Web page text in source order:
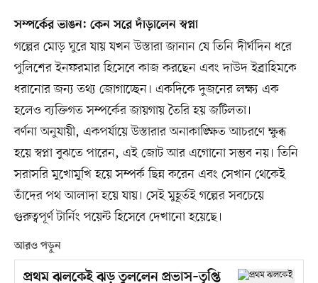
সম্পর্কের ভাঙন: কেন সরে দাঁড়ালেন স্বপ্না
গল্পের মোড় ঘুরে যায় যখন উস্তারা জানান যে তিনি দীর্ঘদিন ধরে
পুলিশের ইনফরমার হিসেবে কাজ করছেন এবং দাউদ ইব্রাহিমকে
ধরানোর জন্য তথ্য জোগাচ্ছেন। একদিকে দুজনের লক্ষ্য এক
হলেও ব্যক্তিগত সম্পর্কের জায়গায় তৈরি হয় জটিলতা।
বর্ণনা অনুযায়ী, একপর্যায়ে উস্তারার অনাকাঙ্ক্ষিত আচরণে ক্ষুব্ধ
হয়ে স্বপ্না বুঝতে পারেন, এই জোট আর এগোনো সম্ভব নয়। তিনি
সরাসরি মুখোমুখি হয়ে সম্পর্ক ছিন্ন করেন এবং সেখান থেকেই
তাঁদের পথ আলাদা হয়ে যায়। সেই মুহূর্তই গল্পের সবচেয়ে
গুরুত্বপূর্ণ টার্নিং পয়েন্ট হিসেবে দেখানো হয়েছে।
আরও পড়ুন
প্রথম ঝলকেই ঝড় তুললেন প্রভাস–তৃপ্তি